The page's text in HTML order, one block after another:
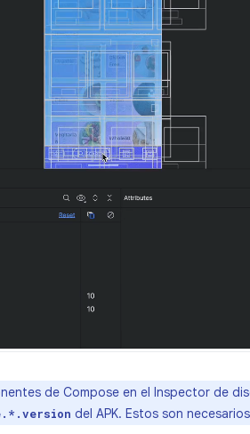
de Compose en el Inspector de
del APK. Estos son